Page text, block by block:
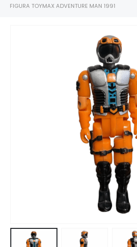
FIGURA TOYMAX ADVENTURE MAN 1991